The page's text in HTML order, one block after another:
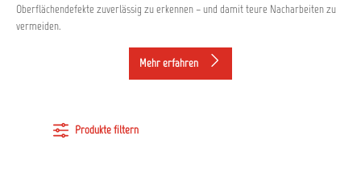
Oberflächendefekte zuverlässig zu erkennen – und damit teure Nacharbeiten zu
vermeiden.
Mehr erfahren
Produkte filtern